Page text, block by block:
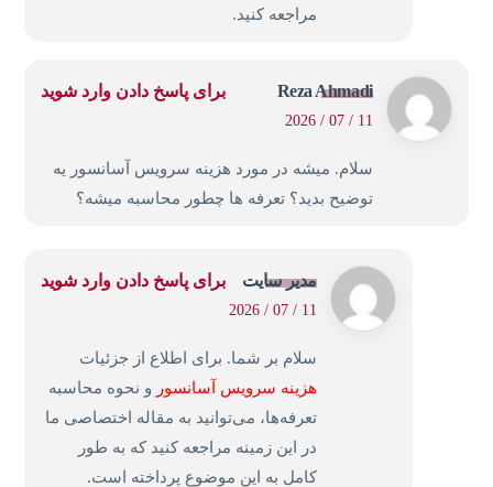
مراجعه کنید.
Reza Ahmadi
11 / 07 / 2026
سلام. میشه در مورد هزینه سرویس آسانسور یه
توضیح بدید؟ تعرفه ها چطور محاسبه میشه؟
برای پاسخ دادن وارد شوید
مدیر سایت
11 / 07 / 2026
سلام بر شما. برای اطلاع از جزئیات
هزینه سرویس آسانسور و نحوه محاسبه
تعرفه‌ها، می‌توانید به مقاله اختصاصی ما
در این زمینه مراجعه کنید که به طور
کامل به این موضوع پرداخته است.
برای پاسخ دادن وارد شوید